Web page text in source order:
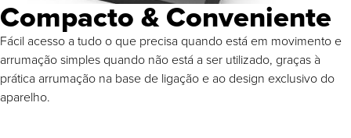
Compacto & Conveniente
Fácil acesso a tudo o que precisa quando está em movimento e
arrumação simples quando não está a ser utilizado, graças à
prática arrumação na base de ligação e ao design exclusivo do
aparelho.